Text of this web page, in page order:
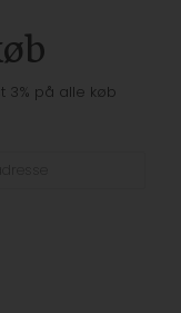
3% på alle køb